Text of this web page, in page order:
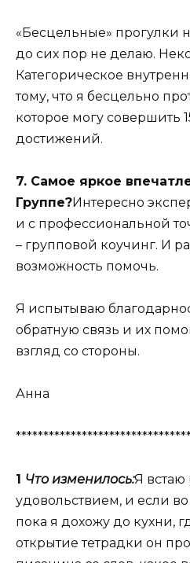
«Бесцельные» прогулки
до сих пор не делаю.
Категорическое
тому, что я бесцельно
которое могу совершить
достижений.
7. Самое яркое
Группе?Интересно
и с профессиональной
– групповой коучинг. И
возможность помочь.
Я испытываю
обратную связь и их
взгляд со стороны.
Анна
1 Что изменилось:Я встаю
удовольствием, и если
пока я дохожу до кухни,
открытие тетрадки он